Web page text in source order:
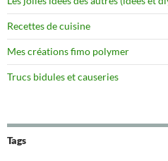
Recettes de cuisine
Mes créations fimo polymer
Trucs bidules et causeries
Tags